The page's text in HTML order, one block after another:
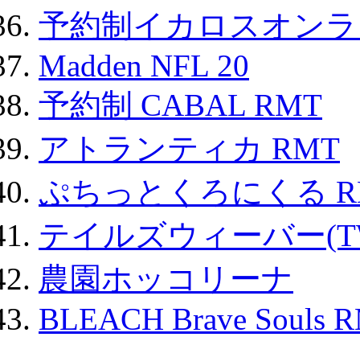
予約制イカロスオン
Madden NFL 20
予約制 CABAL RMT
アトランティカ RMT
ぷちっとくろにくる
テイルズウィーバー
農園ホッコリーナ
BLEACH Brave Souls